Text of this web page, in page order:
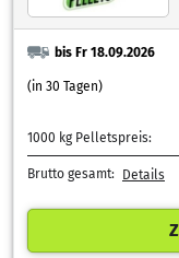
bis Fr 18.09.2026
(in 30 Tagen)
1000 kg Pelletspreis:
Brutto gesamt: Details